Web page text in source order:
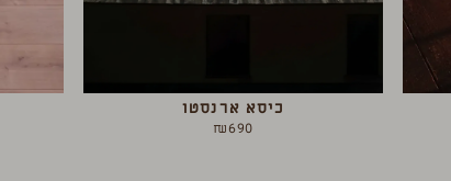
כיסא ארנסטו
₪690